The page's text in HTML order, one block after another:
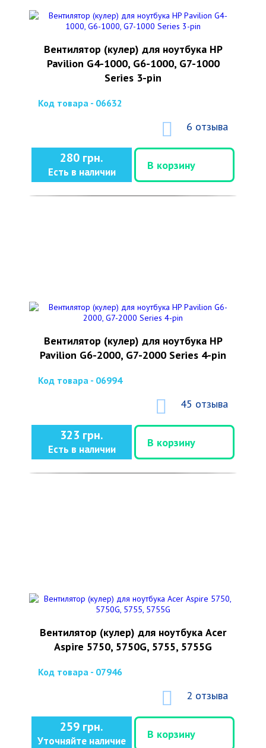
Вентилятор (кулер) для ноутбука HP
Pavilion G4-1000, G6-1000, G7-1000
Series 3-pin
Код товара - 06632
6 отзыва
280 грн.
Есть в наличии
В корзину
Вентилятор (кулер) для ноутбука HP
Pavilion G6-2000, G7-2000 Series 4-pin
Код товара - 06994
45 отзыва
323 грн.
Есть в наличии
В корзину
Вентилятор (кулер) для ноутбука Acer
Aspire 5750, 5750G, 5755, 5755G
Код товара - 07946
2 отзыва
259 грн.
Уточняйте наличие
В корзину